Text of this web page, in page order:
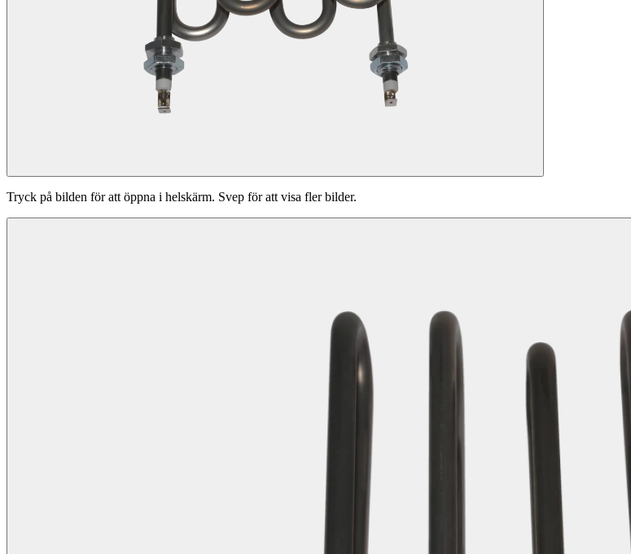
Tryck på bilden för att öppna i helskärm. Svep för att visa fler bilder.